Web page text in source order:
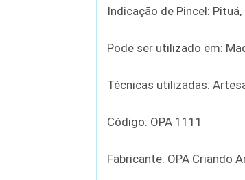
Indicação de Pincel:
Pode ser utilizado em:
Técnicas utilizadas:
Código: OPA 1111
Fabricante: OPA Criando